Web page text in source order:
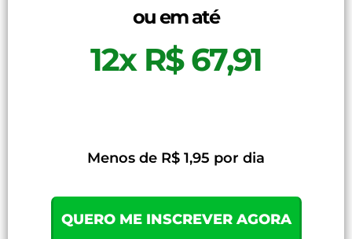
ou em até
12x R$ 67,91
Menos de R$ 1,95 por dia
QUERO ME INSCREVER AGORA